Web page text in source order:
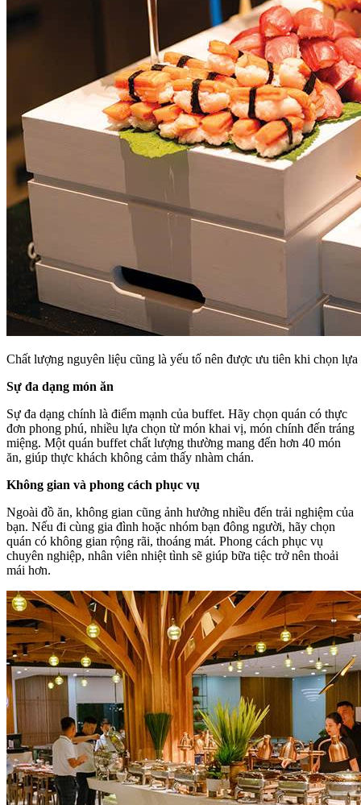
Chất lượng nguyên liệu cũng là yếu tố nên được ưu tiên khi chọn lựa
Sự đa dạng món ăn
Sự đa dạng chính là điểm mạnh của buffet. Hãy chọn quán có thực
đơn phong phú, nhiều lựa chọn từ món khai vị, món chính đến tráng
miệng. Một quán buffet chất lượng thường mang đến hơn 40 món
ăn, giúp thực khách không cảm thấy nhàm chán.
Không gian và phong cách phục vụ
Ngoài đồ ăn, không gian cũng ảnh hưởng nhiều đến trải nghiệm của
bạn. Nếu đi cùng gia đình hoặc nhóm bạn đông người, hãy chọn
quán có không gian rộng rãi, thoáng mát. Phong cách phục vụ
chuyên nghiệp, nhân viên nhiệt tình sẽ giúp bữa tiệc trở nên thoải
mái hơn.